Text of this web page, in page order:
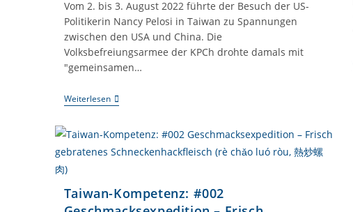
Vom 2. bis 3. August 2022 führte der Besuch der US-
Politikerin Nancy Pelosi in Taiwan zu Spannungen
zwischen den USA und China. Die
Volksbefreiungsarmee der KPCh drohte damals mit
"gemeinsamen…
WeiterlesenTaiwan-
Kompetenz:
Taiwans
Ortsnamen
Bergen
Landkarte
Chinas
Taiwan-Kompetenz: #002